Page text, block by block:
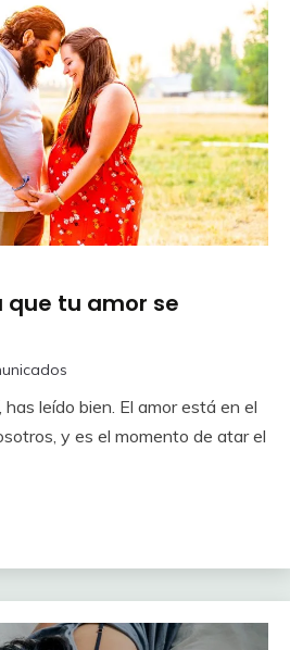
que tu amor se
has leído bien. El amor está en el
y es el momento de atar el